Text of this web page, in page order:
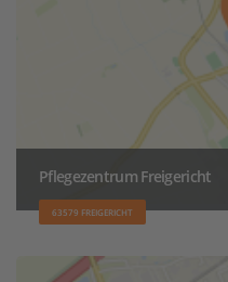
Pflegezentrum Freigericht
63579 FREIGERICHT